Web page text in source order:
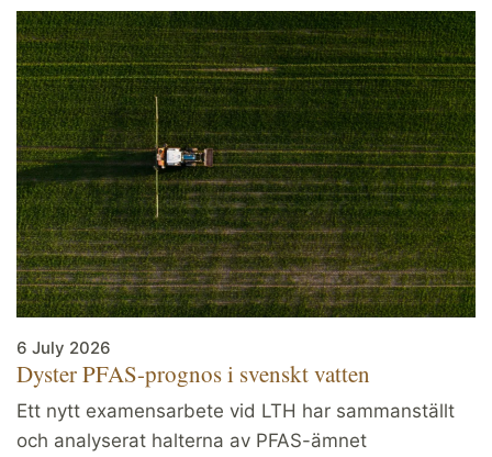
6 July 2026
Dyster PFAS-prognos i svenskt vatten
Ett nytt examensarbete vid LTH har sammanställt
och analyserat halterna av PFAS-ämnet